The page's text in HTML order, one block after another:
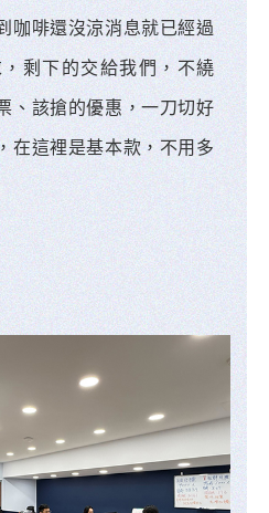
店 店長
咖啡還沒涼消息就已經過
剩下的交給我們，不繞